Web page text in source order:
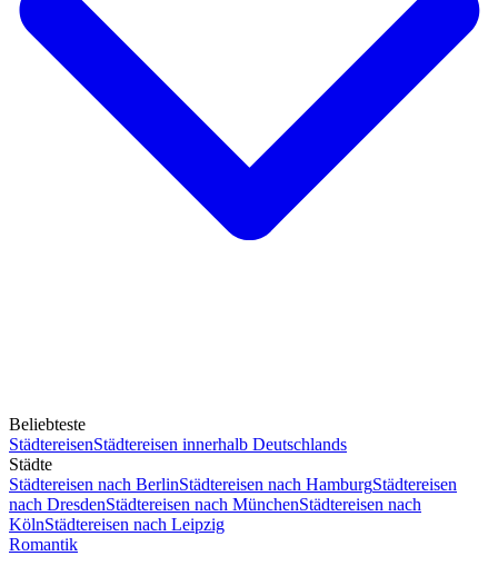
Beliebteste
StädtereisenStädtereisen innerhalb Deutschlands
Städte
Städtereisen nach BerlinStädtereisen nach HamburgStädtereisen
nach DresdenStädtereisen nach MünchenStädtereisen nach
KölnStädtereisen nach Leipzig
Romantik